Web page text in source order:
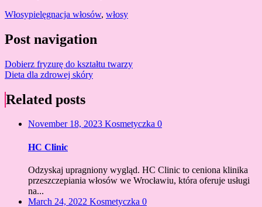
Włosypielęgnacja włosów, włosy
Post navigation
Dobierz fryzurę do kształtu twarzy
Dieta dla zdrowej skóry
Related posts
November 18, 2023 Kosmetyczka 0
HC Clinic
Odzyskaj upragniony wygląd. HC Clinic to ceniona klinika
przeszczepiania włosów we Wrocławiu, która oferuje usługi
na...
March 24, 2022 Kosmetyczka 0